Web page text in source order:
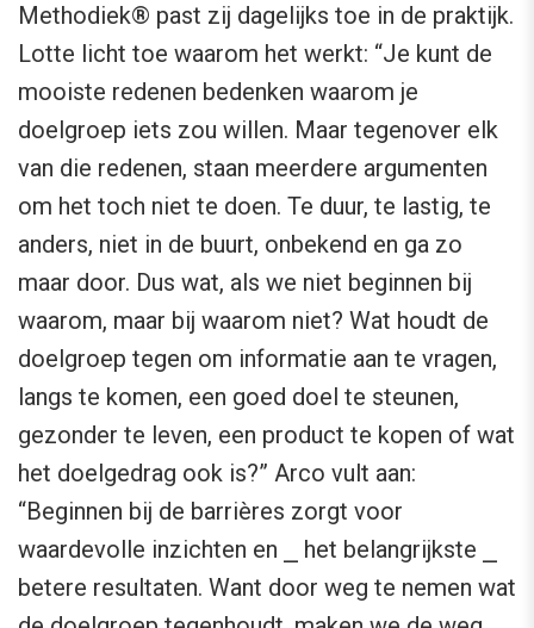
Methodiek® past zij dagelijks toe in de praktijk.
Lotte licht toe waarom het werkt: “Je kunt de
mooiste redenen bedenken waarom je
doelgroep iets zou willen. Maar tegenover elk
van die redenen, staan meerdere argumenten
om het toch niet te doen. Te duur, te lastig, te
anders, niet in de buurt, onbekend en ga zo
maar door. Dus wat, als we niet beginnen bij
waarom, maar bij waarom niet? Wat houdt de
doelgroep tegen om informatie aan te vragen,
langs te komen, een goed doel te steunen,
gezonder te leven, een product te kopen of wat
het doelgedrag ook is?” Arco vult aan:
“Beginnen bij de barrières zorgt voor
waardevolle inzichten en ⎯ het belangrijkste ⎯
betere resultaten. Want door weg te nemen wat